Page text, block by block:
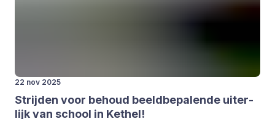
22 nov 2025
Strij­den voor behoud beeld­be­pa­len­de uiter­
lijk van school in Ket­hel!